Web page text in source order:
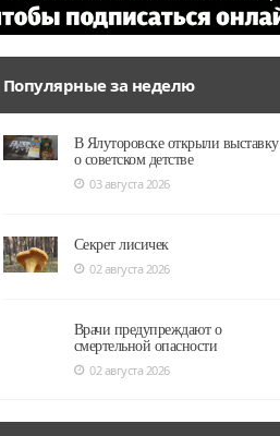
Популярные за неделю
В Ялуторовске открыли выставку
о советском детстве
03 августа 2026
Секрет лисичек
02 августа 2026
Врачи предупреждают о
смертельной опасности
02 августа 2026